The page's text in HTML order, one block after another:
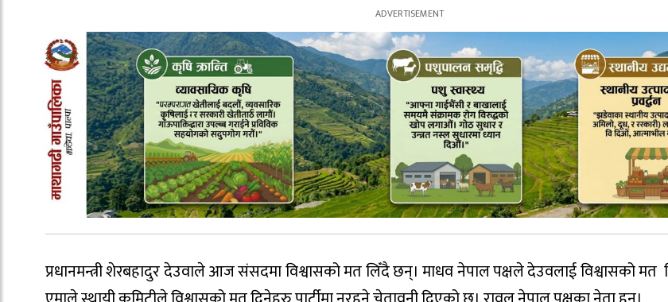
प्रधानमन्त्री शेरबहादुर देउवाले आज संसदमा विश्वासको मत लिँदै छन्। माधव नेपाल पक्षले देउवलाई विश्वासको